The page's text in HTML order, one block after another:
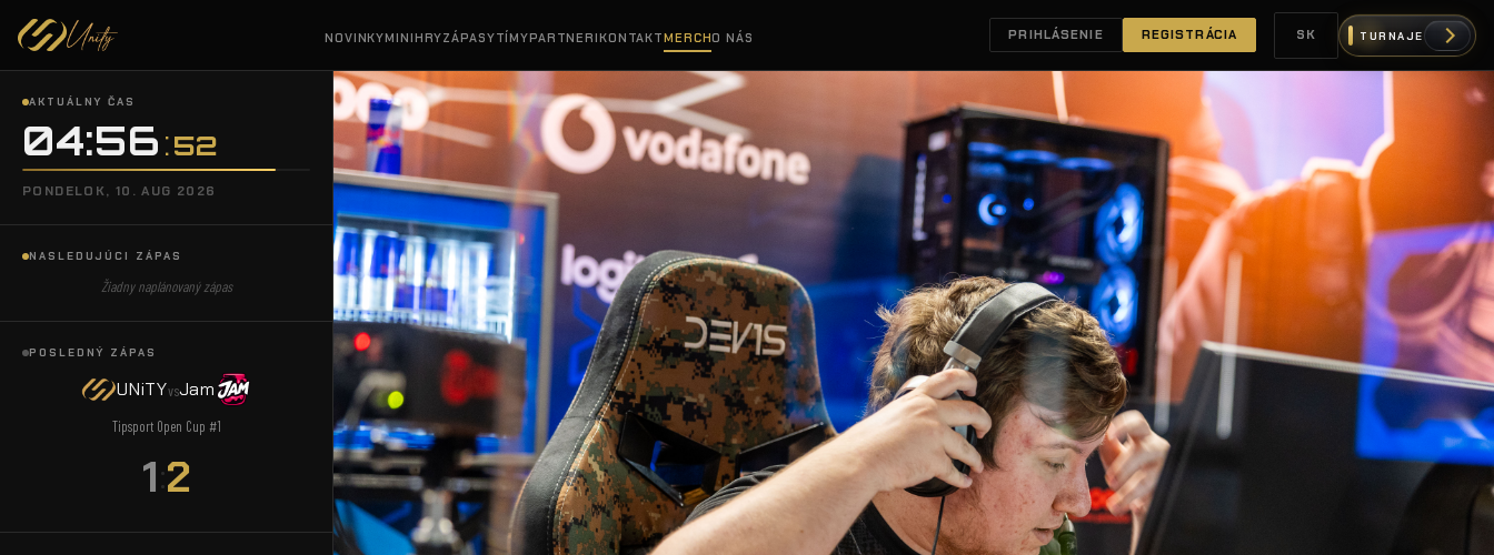
NOVINKYMINIHRYZÁPASYTÍMYPARTNERIKONTAKTMERCHO NÁS PRIHLÁSENIE REGISTRÁCIA SK TURNAJE
AKTUÁLNY ČAS
04:56 54
PONDELOK, 10. AUG 2026
NASLEDUJÚCI ZÁPAS
Žiadny naplánovaný zápas
POSLEDNÝ ZÁPAS
UNiTYvsJam
Tipsport Open Cup #1
1:2